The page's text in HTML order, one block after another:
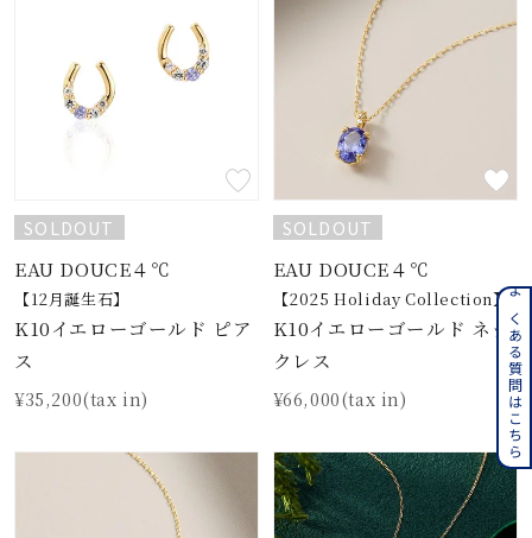
SOLDOUT
EAU DOUCE４℃
【12月誕生石】
K10イエローゴールド ピア
ス
¥35,200(tax in)
SOLDOUT
EAU DOUCE４℃
【2025 Holiday Collection】
K10イエローゴールド ネッ
クレス
¥66,000(tax in) よくある質問はこちら